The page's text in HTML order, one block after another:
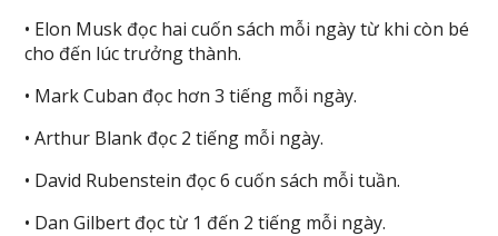
• Elon Musk đọc hai cuốn sách mỗi ngày từ khi còn bé
cho đến lúc trưởng thành.
• Mark Cuban đọc hơn 3 tiếng mỗi ngày.
• Arthur Blank đọc 2 tiếng mỗi ngày.
• David Rubenstein đọc 6 cuốn sách mỗi tuần.
• Dan Gilbert đọc từ 1 đến 2 tiếng mỗi ngày.